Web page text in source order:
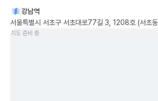
강남역
서울특별시 서초구 서초대로77길 3, 1208호 (서초
지도 준비 중